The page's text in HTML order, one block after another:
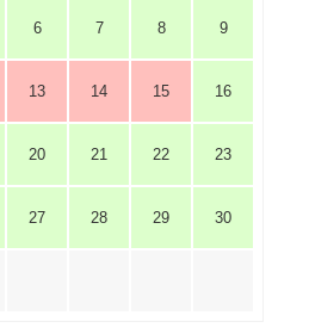
6 7 8 9
13 14 15 16
20 21 22 23
27 28 29 30